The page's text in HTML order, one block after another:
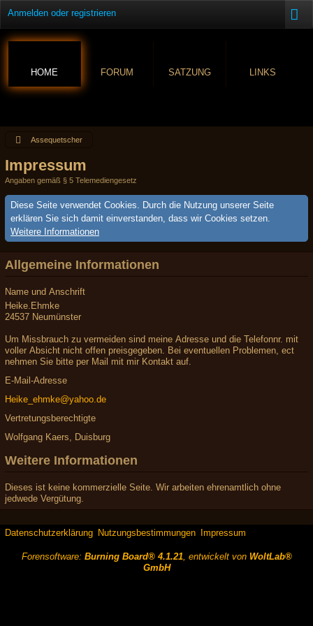
Anmelden oder registrieren
HOME FORUM SATZUNG LINKS
Assequetscher
Impressum
Angaben gemäß § 5 Telemediengesetz
Diese Seite verwendet Cookies. Durch die Nutzung unserer Seite
erklären Sie sich damit einverstanden, dass wir Cookies setzen.
Weitere Informationen
Allgemeine Informationen
Name und Anschrift
Heike.Ehmke
24537 Neumünster
Um Missbrauch zu vermeiden sind meine Adresse und die Telefonnr. mit
voller Absicht nicht offen preisgegeben. Bei eventuellen Problemen, ect
nehmen Sie bitte per Mail mit mir Kontakt auf.
E-Mail-Adresse
Heike_ehmke@yahoo.de
Vertretungsberechtigte
Wolfgang Kaers, Duisburg
Weitere Informationen
Dieses ist keine kommerzielle Seite. Wir arbeiten ehrenamtlich ohne
jedwede Vergütung.
Datenschutzerklärung Nutzungsbestimmungen Impressum
Forensoftware: Burning Board® 4.1.21, entwickelt von WoltLab®
GmbH